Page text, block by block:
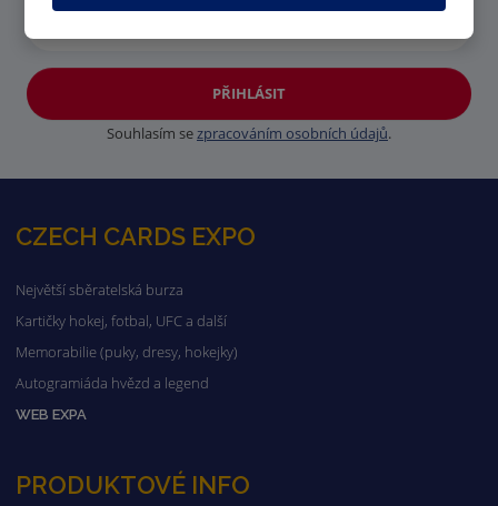
PŘIHLÁSIT
Souhlasím sezpracováním osobních údajů.
CZECH CARDS EXPO
Největší sběratelská burza
Kartičky hokej, fotbal, UFC a další
Memorabilie (puky, dresy, hokejky)
Autogramiáda hvězd a legend
WEB EXPA
PRODUKTOVÉ INFO